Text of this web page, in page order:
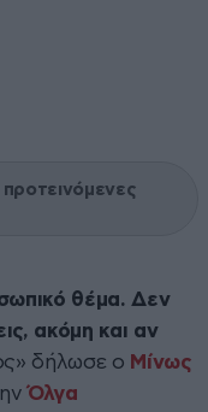
θέμα. Δεν
ακόμη και αν
δήλωσε ο Μίνως
Όλγα